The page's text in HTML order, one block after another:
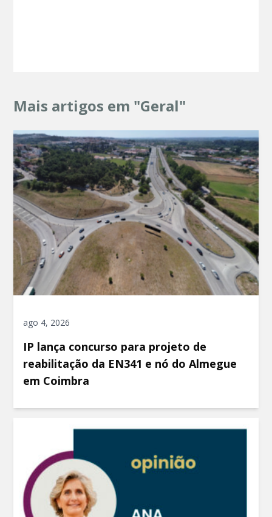
Mais artigos em "Geral"
ago 4, 2026
IP lança concurso para projeto de
reabilitação da EN341 e nó do Almegue
em Coimbra